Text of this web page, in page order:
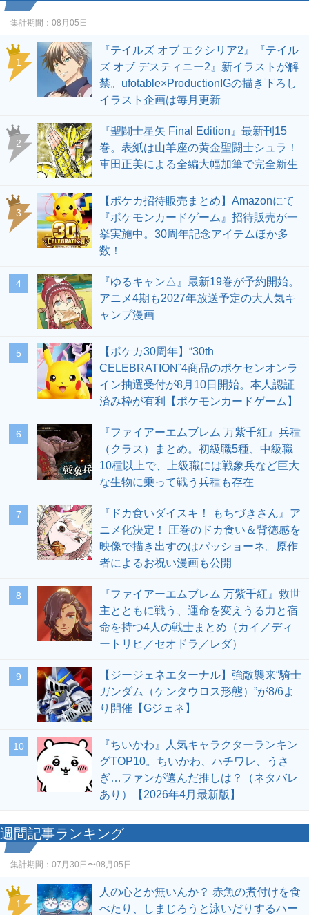
集計期間： 08月05日
1
『テイルズ オブ エクシリア2』『テイル
ズ オブ デスティニー2』新イラストが解
禁。ufotable×ProductionIGの描き下ろし
イラスト企画は毎月更新
2
『聖闘士星矢 Final Edition』最新刊15
巻。表紙は山羊座の黄金聖闘士シュラ！
車田正美による全編大幅加筆で完全新生
3
【ポケカ招待販売まとめ】Amazonにて
『ポケモンカードゲーム』招待販売が一
挙実施中。30周年記念アイテムほか多
数！
4
『ゆるキャン△』最新19巻が予約開始。
アニメ4期も2027年放送予定の大人気キ
ャンプ漫画
5
【ポケカ30周年】“30th
CELEBRATION”4商品のポケセンオンラ
イン抽選受付が8月10日開始。本人認証
済み枠が有利【ポケモンカードゲーム】
6
『ファイアーエムブレム 万紫千紅』兵種
（クラス）まとめ。初級職5種、中級職
10種以上で、上級職には戦象兵など巨大
な生物に乗って戦う兵種も存在
7
『ドカ食いダイスキ！ もちづきさん』ア
ニメ化決定！ 圧巻のドカ食い＆背徳感を
映像で描き出すのはパッショーネ。原作
者によるお祝い漫画も公開
8
『ファイアーエムブレム 万紫千紅』救世
主とともに戦う、運命を変えうる力と宿
命を持つ4人の戦士まとめ（カイ／ディ
ートリヒ／セオドラ／レダ）
9
【ジージェネエターナル】強敵襲来“騎士
ガンダム（ケンタウロス形態）”が8/6よ
り開催【Gジェネ】
10
『ちいかわ』人気キャラクターランキン
グTOP10。ちいかわ、ハチワレ、うさ
ぎ…ファンが選んだ推しは？（ネタバレ
あり）【2026年4月最新版】
週間記事ランキング
集計期間： 07月30日〜08月05日
1
人の心とか無いんか？ 赤魚の煮付けを食
べたり、しまじろうと泳いだりするハー